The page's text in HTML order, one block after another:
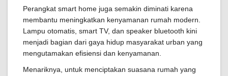
Perangkat smart home juga semakin diminati karena
membantu meningkatkan kenyamanan rumah modern.
Lampu otomatis, smart TV, dan speaker bluetooth kini
menjadi bagian dari gaya hidup masyarakat urban yang
mengutamakan efisiensi dan kenyamanan.
Menariknya, untuk menciptakan suasana rumah yang